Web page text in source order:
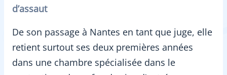
d’assaut
De son passage à Nantes en tant que juge, elle
retient surtout ses deux premières années
dans une chambre spécialisée dans le